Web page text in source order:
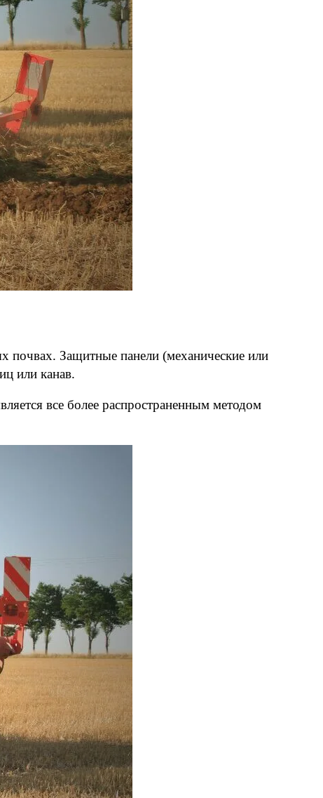
почвах. Защитные панели (механические или
или канав.
все более распространенным методом